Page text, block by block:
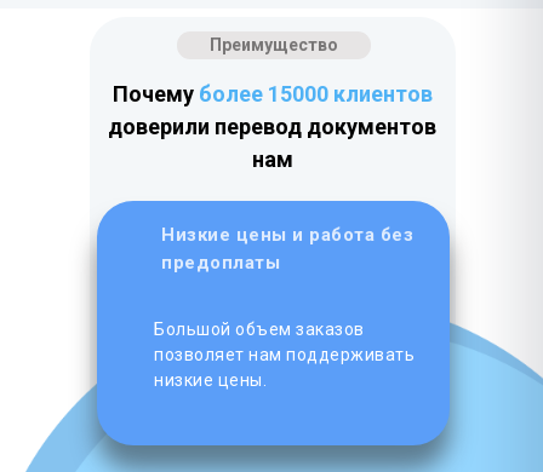
Низкие цены и работа без
предоплаты
Преимущество
Почему более 15000 клиентов
доверили перевод документов
нам
Большой объем заказов
позволяет нам поддерживать
низкие цены.